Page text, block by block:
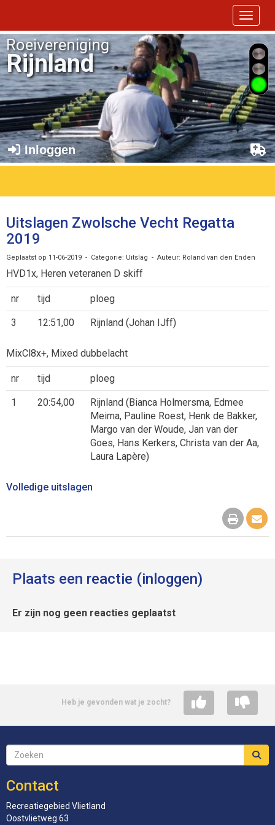
Toggle
Roeivereniging
Rijnland
Inloggen
Uitslagen Zwolsche Vecht Regatta
2019
Geplaatst op 11-06-2019 - Categorie: Uitslag - Auteur: Roland van den Enden
HVD1x, Heren veteranen D skiff
nr tijd ploeg
3 12:51,00 Rijnland (Johan IJff)
MixCl8x+, Mixed dubbelacht
nr tijd ploeg
1 20:54,00
Rijnland (Bianca Holmersma, Edmee
Meima, Pauline Roest, Henk de Bakker,
Margo van der Woude, Jan van der
Goes, Hans Kerkers, Christa van der Aa,
Laura Lapère)
Volledige uitslagen
Plaats een reactie (inloggen)
Er zijn nog geen reacties geplaatst
Heb je gevonden wat je zocht?
Contact
Recreatiegebied Vlietland
Oostvlietweg 63